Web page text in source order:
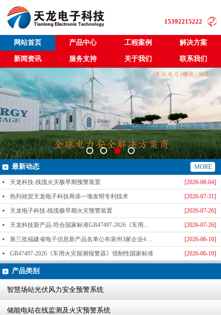
15392215222
网站首页 产品中心 工程案例 解决方案
新闻资讯 服务支持 关于我们 联系我们
最新动态 MORE
[2026-08-04]
天龙科技-线缆火灾极早期预警装置
[2026-07-31]
热列祝贺天龙电子科技再添一项发明专利技术
[2026-07-26]
天龙电子科技-线缆极早期火灾预警装置
[2026-07-26]
天龙科技新产品-符合国家标准GB47497-2026《车用火灾探测报警器》标准发布
[2026-06-10]
第三批福建省电子信息新产品名单公布泉州3家企业4款产品成功入选-泉州天龙科技
[2026-06-10]
GB47497-2026《车用火灾探测报警器》强制性国家标准
产品类别
智慧场站光伏风力安全预警系统
储能电站在线监测及火灾预警系统